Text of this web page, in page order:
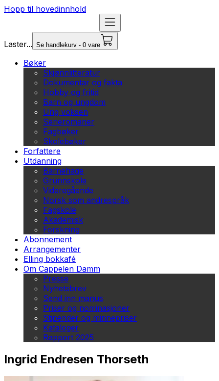
Hopp til hovedinnhold
Laster... Se handlekurv - 0 vare
Bøker
Skjønnlitteratur
Dokumentar og fakta
Hobby og fritid
Barn og ungdom
Ung voksen
Serieromaner
Fagbøker
Skolebøker
Forfattere
Utdanning
Barnehage
Grunnskole
Videregående
Norsk som andrespråk
Fagskole
Akademisk
Forskning
Abonnement
Arrangementer
Elling bokkafé
Om Cappelen Damm
Presse
Nyhetsbrev
Send inn manus
Priser og nominasjoner
Stipender og minnepriser
Kataloger
Rapport 2025
Ingrid Endresen Thorseth